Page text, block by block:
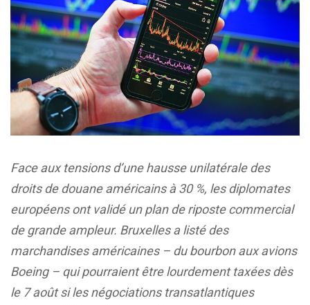
Face aux tensions d’une hausse unilatérale des
droits de douane américains à 30 %, les diplomates
européens ont validé un plan de riposte commercial
de grande ampleur. Bruxelles a listé des
marchandises américaines – du bourbon aux avions
Boeing – qui pourraient être lourdement taxées dès
le 7 août si les négociations transatlantiques